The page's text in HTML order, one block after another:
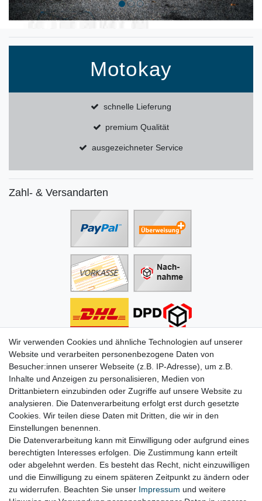
Motokay
schnelle Lieferung
premium Qualität
ausgezeichneter Service
Zahl- & Versandarten
Informationen
Zahlung
Versand & Lieferung
Batterien & Pfand
Altölverordnung
Infos zum Elektrogesetz
ODR-Verordnung
FAQs
Hilfe
Kontakt
Mein Konto
Wir verwenden Cookies und ähnliche Technologien auf unserer
Website und verarbeiten personenbezogene Daten von
Besucher:innen unserer Webseite (z.B. IP-Adresse), um z.B.
Inhalte und Anzeigen zu personalisieren, Medien von
Drittanbietern einzubinden oder Zugriffe auf unsere Website zu
analysieren. Die Datenverarbeitung erfolgt erst durch gesetzte
Cookies. Wir teilen diese Daten mit Dritten, die wir in den
Einstellungen benennen.
Die Datenverarbeitung kann mit Einwilligung oder aufgrund eines
berechtigten Interesses erfolgen. Die Zustimmung kann erteilt
oder abgelehnt werden. Es besteht das Recht, nicht einzuwilligen
und die Einwilligung zu einem späteren Zeitpunkt zu ändern oder
zu widerrufen. Beachten Sie unser Impressum und weitere